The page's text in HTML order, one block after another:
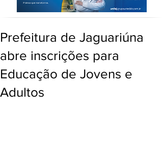
Prefeitura de Jaguariúna
abre inscrições para
Educação de Jovens e
Adultos